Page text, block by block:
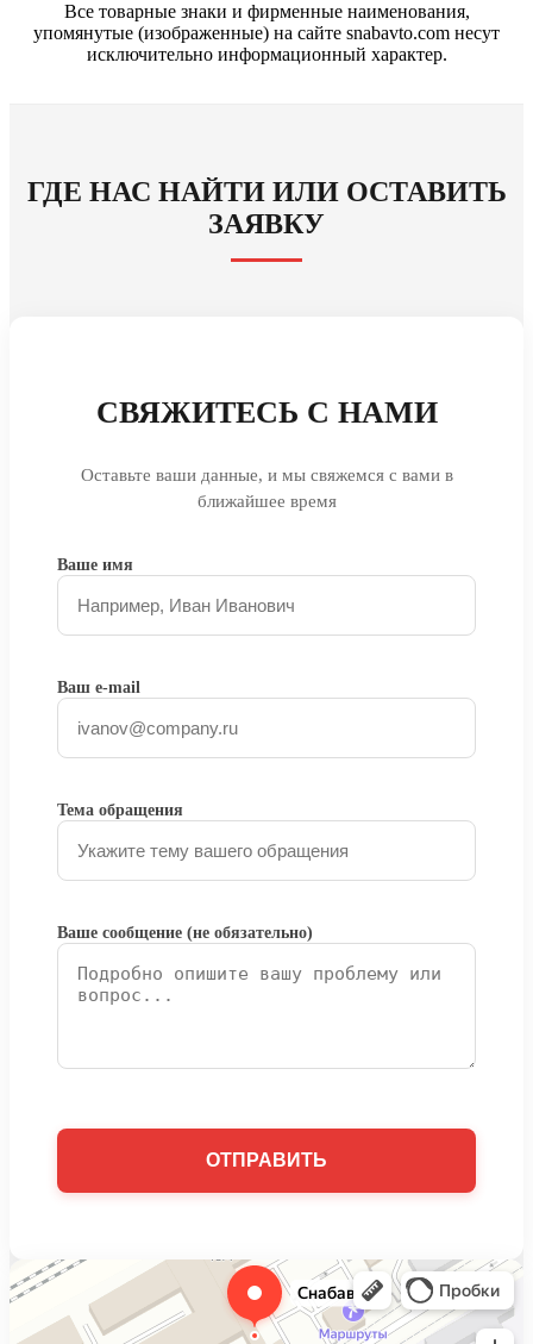
Все товарные знаки и фирменные наименования,
упомянутые (изображенные) на сайте snabavto.com несут
исключительно информационный характер.
ГДЕ НАС НАЙТИ ИЛИ ОСТАВИТЬ
ЗАЯВКУ
СВЯЖИТЕСЬ С НАМИ
Оставьте ваши данные, и мы свяжемся с вами в
ближайшее время
Ваше имя
Ваш e-mail
Тема обращения
Ваше сообщение (не обязательно)